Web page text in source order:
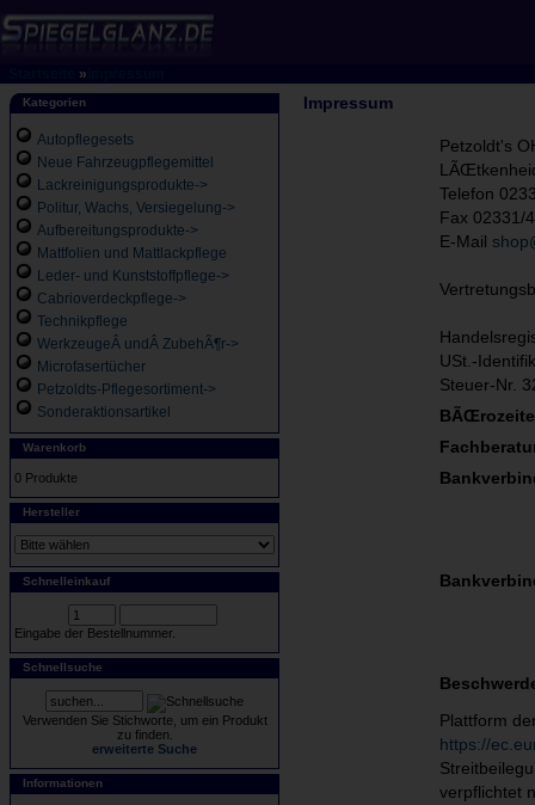
»
Kategorien
Autopflegesets
Neue Fahrzeugpflegemittel
Lackreinigungsprodukte->
Politur, Wachs, Versiegelung->
Aufbereitungsprodukte->
Mattfolien und Mattlackpflege
Leder- und Kunststoffpflege->
Cabrioverdeckpflege->
Technikpflege
WerkzeugeÂ undÂ ZubehÃ¶r->
Microfasertücher
Petzoldts-Pflegesortiment->
Sonderaktionsartikel
Warenkorb
0 Produkte
Hersteller
Schnelleinkauf
Eingabe der Bestellnummer.
Schnellsuche
Verwenden Sie Stichworte, um ein Produkt
zu finden.
erweiterte Suche
Informationen
Impressum
Petzoldt's
Telefon
Fax 02331/
E-Mail
USt.-
Steuer-Nr.
Plattform
https://
verpflichtet